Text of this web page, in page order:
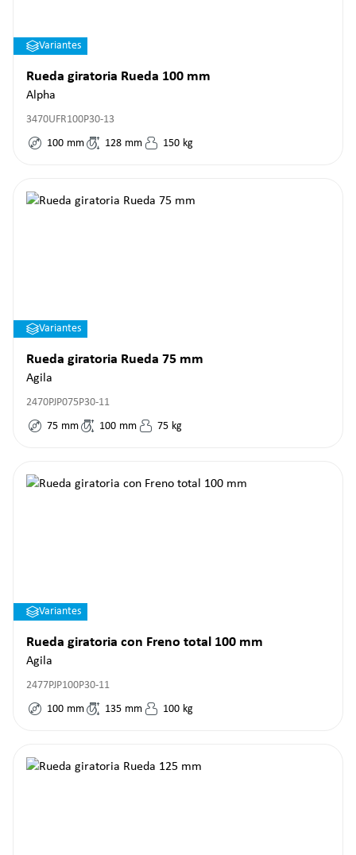
Variantes
Rueda giratoria Rueda 100 mm
Alpha
3470UFR100P30-13
100 mm 128 mm 150 kg
Variantes
Rueda giratoria Rueda 75 mm
Agila
2470PJP075P30-11
75 mm 100 mm 75 kg
Variantes
Rueda giratoria con Freno total 100 mm
Agila
2477PJP100P30-11
100 mm 135 mm 100 kg